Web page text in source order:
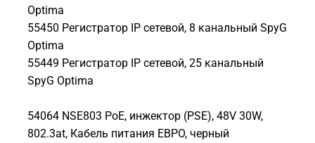
Optima
55450 Регистратор IP сетевой, 8 канальный SpyG
Optima
55449 Регистратор IP сетевой, 25 канальный
SpyG Optima
54064 NSE803 PoE, инжектор (PSE), 48V 30W,
802.3at, Кабель питания ЕВРО, черный